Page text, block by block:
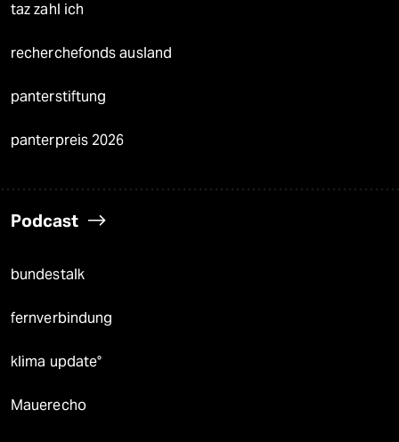
taz zahl ich
recherchefonds ausland
panterstiftung
panterpreis 2026
Podcast
bundestalk
fernverbindung
klima update°
Mauerecho